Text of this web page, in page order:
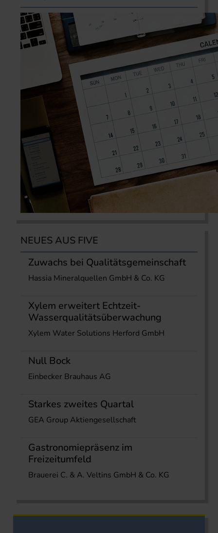
NEUES AUS FIVE
Zuwachs bei Qualitätsgemeinschaft
Hassia Mineralquellen GmbH & Co. KG
Xylem erweitert Echtzeit-
Wasserqualitätsüberwachung
Xylem Water Solutions Herford GmbH
Null Bock
Einbecker Brauhaus AG
Starkes zweites Quartal
GEA Group Aktiengesellschaft
Gastronomiepräsenz im
Freizeitumfeld
Brauerei C. & A. Veltins GmbH & Co. KG